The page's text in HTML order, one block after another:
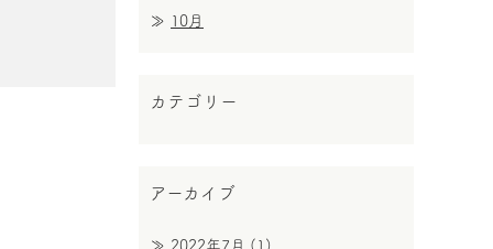
10月
カテゴリー
アーカイブ
2022年7月 (1)